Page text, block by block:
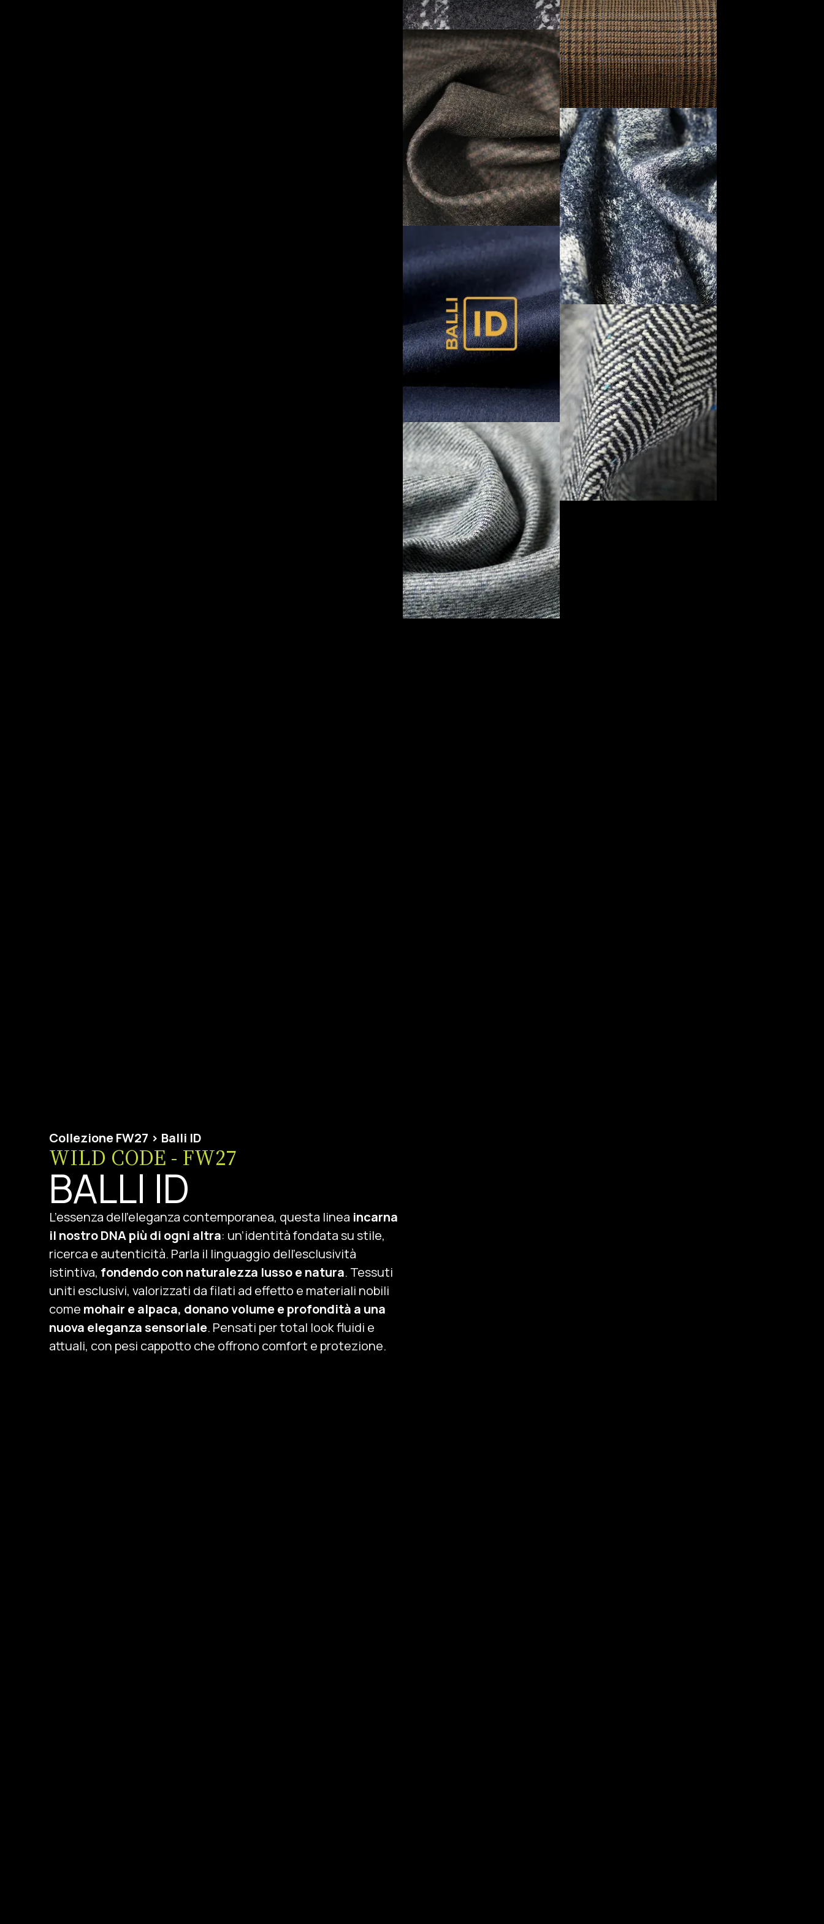
Collezione FW27 > Balli ID
WILD CODE - FW27
BALLI ID
L’essenza dell’eleganza contemporanea, questa linea incarna
il nostro DNA più di ogni altra: un’identità fondata su stile,
ricerca e autenticità. Parla il linguaggio dell’esclusività
istintiva, fondendo con naturalezza lusso e natura. Tessuti
uniti esclusivi, valorizzati da filati ad effetto e materiali nobili
come mohair e alpaca, donano volume e profondità a una
nuova eleganza sensoriale. Pensati per total look fluidi e
attuali, con pesi cappotto che offrono comfort e protezione.